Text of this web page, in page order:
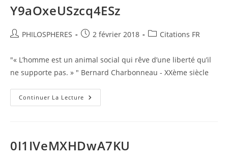
Y9aOxeUSzcq4ESz
Auteur/autrice
la
publication :
PHILOSPHERES
Publication
2 février 2018
PostCitations FR
"« L’homme est un animal social qui rêve d’une liberté qu’il
ne supporte pas. » " Bernard Charbonneau - XXème siècle
Continuer La Lecture Y9aOxeUSzcq4ESz
0I1IVeMXHDwA7KU